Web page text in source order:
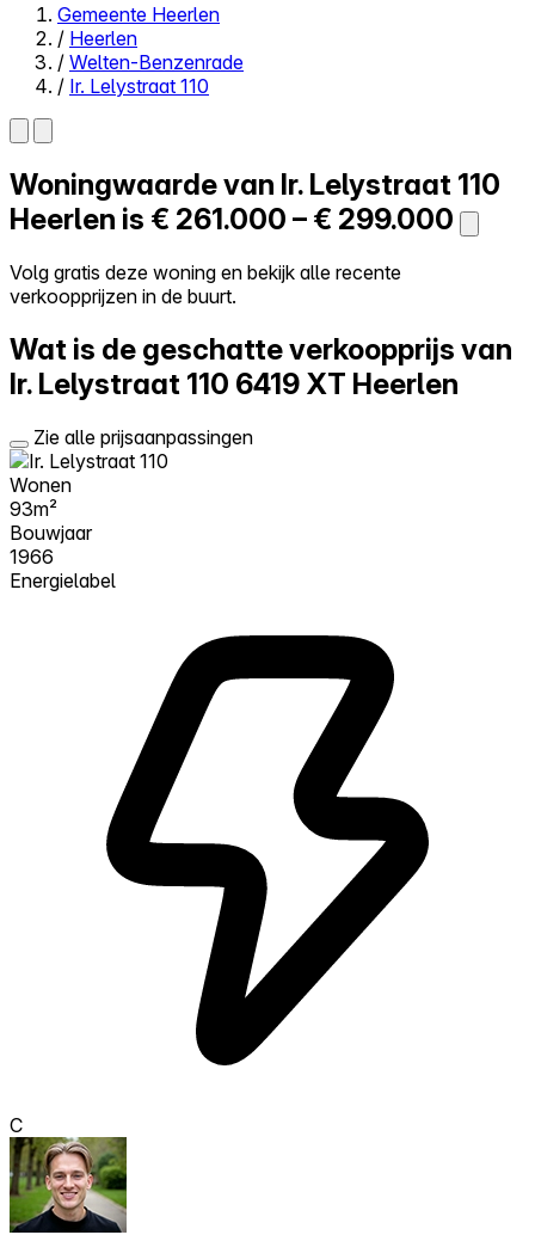
Close menu
Zelf kopen
Alles-in-één
Reviews
Log in
Gemeente Heerlen
/ Heerlen
/ Welten-Benzenrade
/ Ir. Lelystraat 110
Woningwaarde van Ir. Lelystraat 110
Heerlen is € 261.000 – € 299.000
Volg gratis deze woning en bekijk alle recente
verkoopprijzen in de buurt.
Wat is de geschatte verkoopprijs van
Ir. Lelystraat 110 6419 XT Heerlen
Zie alle prijsaanpassingen
Wonen
93m²
Bouwjaar
1966
Energielabel
C